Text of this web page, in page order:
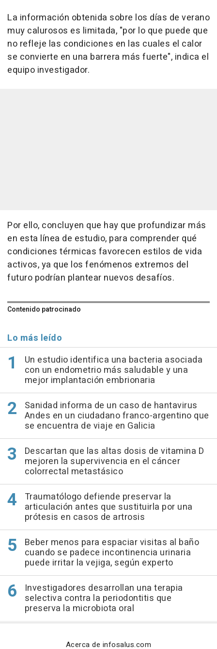
La información obtenida sobre los días de verano
muy calurosos es limitada, "por lo que puede que
no refleje las condiciones en las cuales el calor
se convierte en una barrera más fuerte", indica el
equipo investigador.
Por ello, concluyen que hay que profundizar más
en esta línea de estudio, para comprender qué
condiciones térmicas favorecen estilos de vida
activos, ya que los fenómenos extremos del
futuro podrían plantear nuevos desafíos.
Contenido patrocinado
Lo más leído
Un estudio identifica una bacteria asociada
con un endometrio más saludable y una
mejor implantación embrionaria
Sanidad informa de un caso de hantavirus
Andes en un ciudadano franco-argentino que
se encuentra de viaje en Galicia
Descartan que las altas dosis de vitamina D
mejoren la supervivencia en el cáncer
colorrectal metastásico
Traumatólogo defiende preservar la
articulación antes que sustituirla por una
prótesis en casos de artrosis
Beber menos para espaciar visitas al baño
cuando se padece incontinencia urinaria
puede irritar la vejiga, según experto
Investigadores desarrollan una terapia
selectiva contra la periodontitis que
preserva la microbiota oral
Acerca de infosalus.com